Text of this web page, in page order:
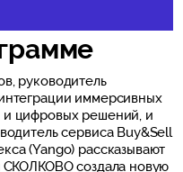
руководитель
иммерсивных
цифровых решений, и
сервиса Buy&Sell
(Yango) рассказывают
СКОЛКОВО создала новую